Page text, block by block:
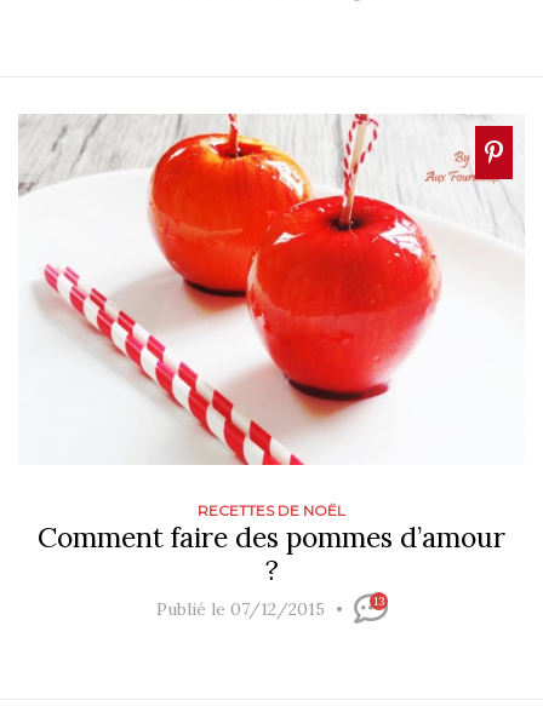
RECETTES DE NOËL
Comment faire des pommes d’amour
?
Publié le 07/12/2015 13